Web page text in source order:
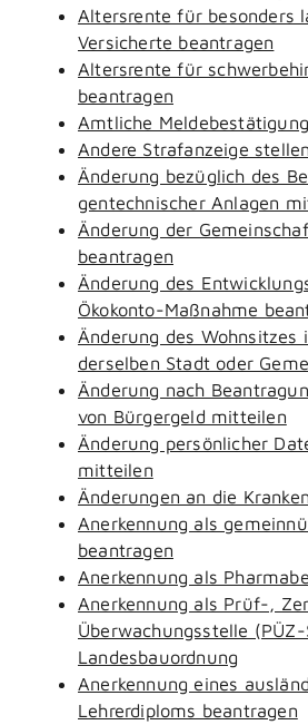
Altersrente für besonders
Versicherte beantragen
Altersrente für
beantragen
Amtliche
Andere Strafanzeige stellen
Änderung bezüglich des
gentechnischer Anlagen
Änderung der
beantragen
Änderung des
Ökokonto-Maßnahme
Änderung des Wohnsitzes
derselben Stadt oder
Änderung nach
von Bürgergeld mitteilen
Änderung persönlicher
mitteilen
Änderungen an die
Anerkennung als
beantragen
Anerkennung als
Anerkennung als Prüf-,
Überwachungsstelle
Landesbauordnung
Anerkennung eines
Lehrerdiploms beantragen